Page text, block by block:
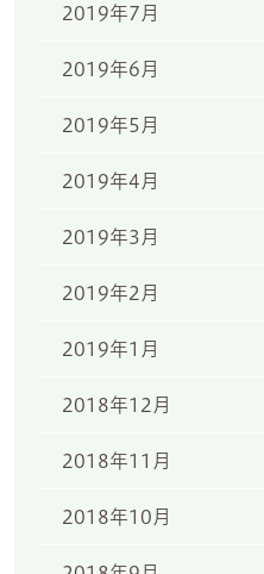
2019年7月
2019年6月
2019年5月
2019年4月
2019年3月
2019年2月
2019年1月
2018年12月
2018年11月
2018年10月